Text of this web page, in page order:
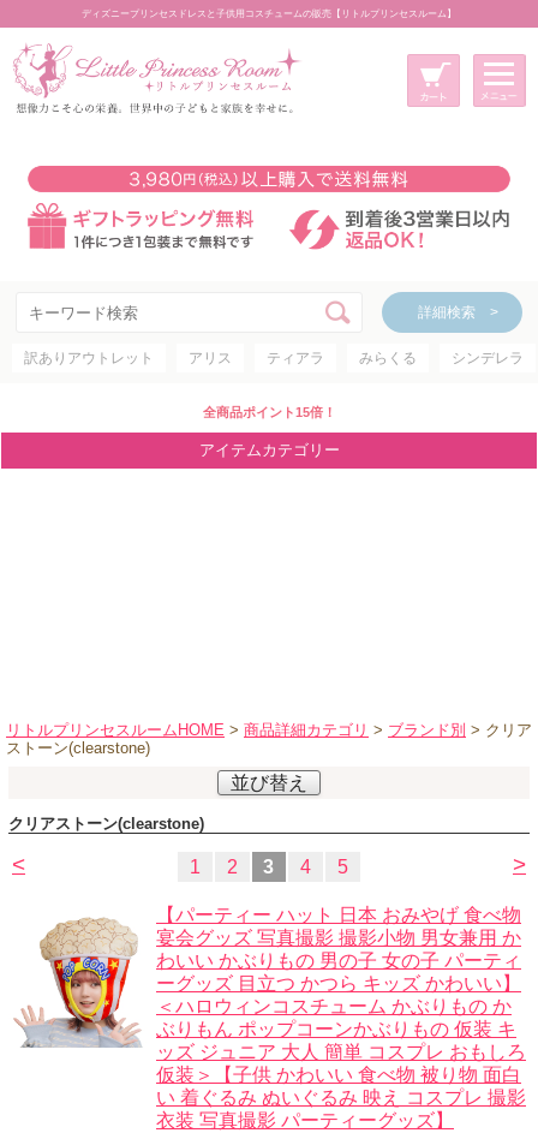
ディズニープリンセスドレスと子供用コスチュームの販売【リトルプリンセスルーム】
詳細検索 >
訳ありアウトレット アリス ティアラ みらくる シンデレラ
全商品ポイント15倍！
アイテムカテゴリー
リトルプリンセスルームHOME > 商品詳細カテゴリ > ブランド別 > クリア
ストーン(clearstone)
並び替え
クリアストーン(clearstone)
< >
1 2 3 4 5
【パーティー ハット 日本 おみやげ 食べ物
宴会グッズ 写真撮影 撮影小物 男女兼用 か
わいい かぶりもの 男の子 女の子 パーティ
ーグッズ 目立つ かつら キッズ かわいい】
＜ハロウィンコスチューム かぶりもの か
ぶりもん ポップコーンかぶりもの 仮装 キ
ッズ ジュニア 大人 簡単 コスプレ おもしろ
仮装＞【子供 かわいい 食べ物 被り物 面白
い 着ぐるみ ぬいぐるみ 映え コスプレ 撮影
衣装 写真撮影 パーティーグッズ】
新規会員登録
マイページ
カート
詳細検索 >
アイテムカテゴリー
ディズニープリンセス
ディズニキャラクター
ブランド別に探す
会社概要
返品・交換
サイズの測り方
よくあるご質問
レビューを見る
ブログ
ニュースレター購読